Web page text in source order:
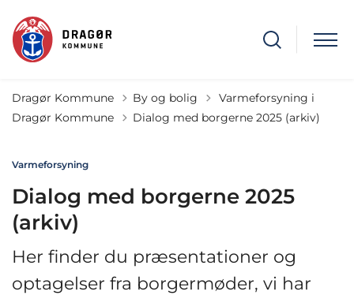
Dragør Kommune By og bolig Tilbage til
Varmeforsyning i
Dragør Kommune
Dialog med borgerne 2025 (arkiv)
Varmeforsyning
Dialog med borgerne 2025
(arkiv)
Her finder du præsentationer og
optagelser fra borgermøder, vi har